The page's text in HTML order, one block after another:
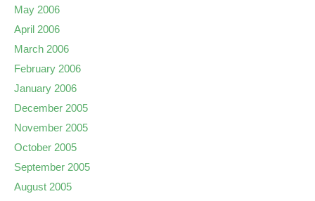
May 2006
April 2006
March 2006
February 2006
January 2006
December 2005
November 2005
October 2005
September 2005
August 2005